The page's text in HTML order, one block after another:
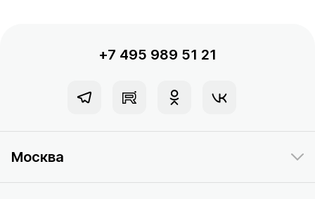
+7 495 989 51 21
Москва